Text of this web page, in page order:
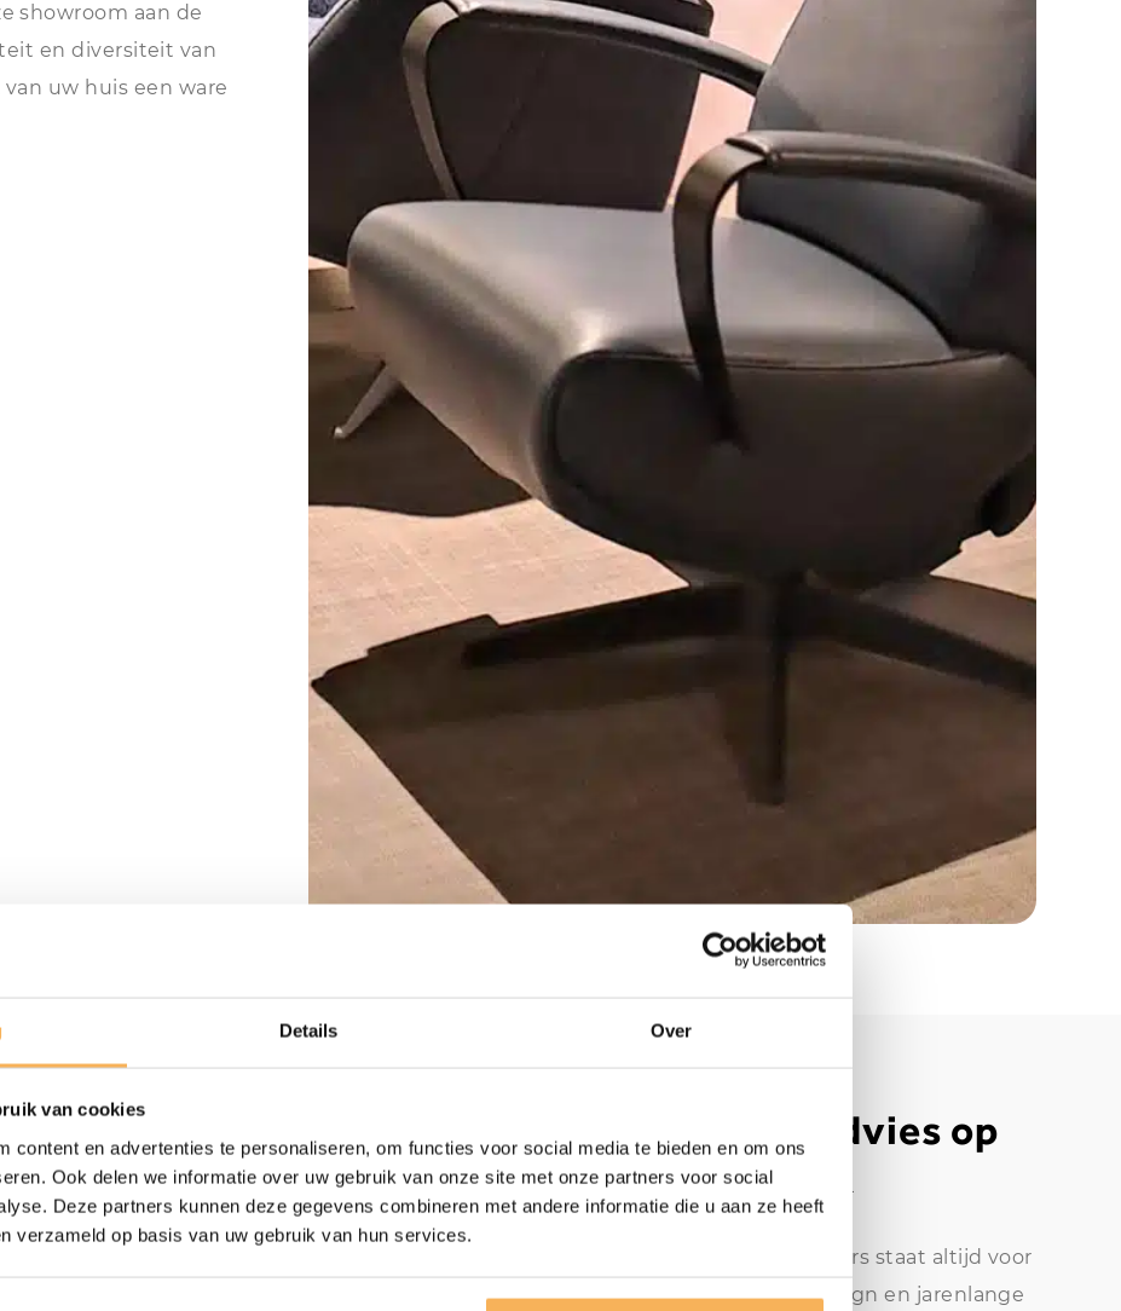
Details Over
van cookies
content en advertenties te personaliseren, om functies voor social media te bieden en om ons
Ook delen we informatie over uw gebruik van onze site met onze partners voor social
Deze partners kunnen deze gegevens combineren met andere informatie die u aan ze heeft
verzameld op basis van uw gebruik van hun services.
showroom aan de
en diversiteit van
uw huis een ware
Krijg deskundig meubeladvies op
maat bij onze meubelzaak
Ons ervaren team van slaap- en interieuradviseurs staat altijd voor
u klaar in onze meubelzaak. Met passie voor design en jarenlange